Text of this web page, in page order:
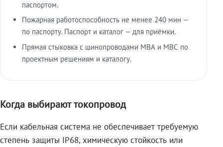
паспортом.
Пожарная работоспособность не менее 240 мин —
по паспорту. Паспорт и каталог — для приёмки.
Прямая стыковка с шинопроводами МВА и МВС по
проектным решениям и каталогу.
Когда выбирают токопровод
Если кабельная система не обеспечивает требуемую
степень защиты IP68, химическую стойкость или